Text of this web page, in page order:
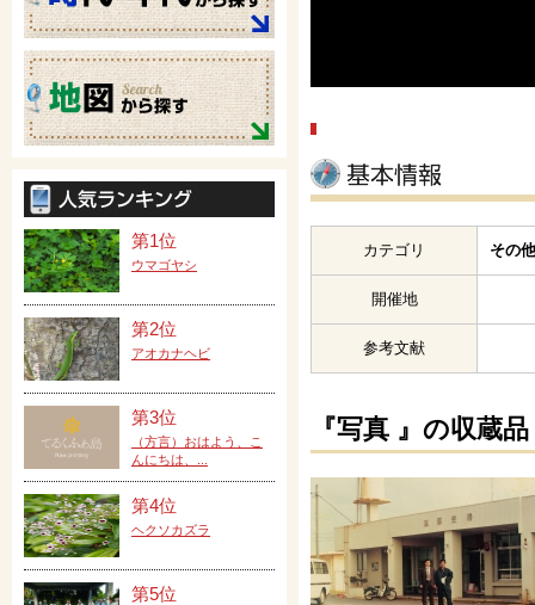
カテゴリ その
開催地
参考文献
『写真 』の収蔵品
第1位
ウマゴヤシ
第2位
アオカナヘビ
第3位
（方言）おはよう、こ
んにちは、...
第4位
ヘクソカズラ
第5位